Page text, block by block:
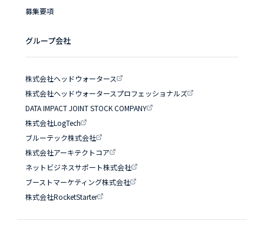
募集要項
グループ会社
株式会社ヘッドウォータース
株式会社ヘッドウォータースプロフェッショナルズ
DATA IMPACT JOINT STOCK COMPANY
株式会社LogTech
ブルーテック株式会社
株式会社アーキテクトコア
ネットビジネスサポート株式会社
ブーストマーケティング株式会社
株式会社RocketStarter